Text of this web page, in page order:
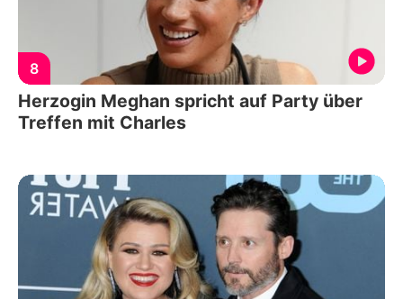
8
Herzogin Meghan spricht auf Party über
Treffen mit Charles